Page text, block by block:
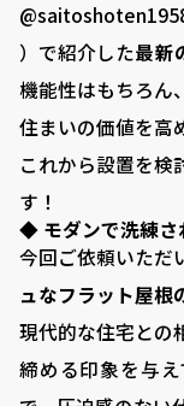
）で紹介した最新
機能性はもちろん
住まいの価値を高
これから設置を検
す！
◆ モダンで洗練さ
今回ご依頼いただ
ュなフラット屋根
現代的な住宅との
締める印象を与